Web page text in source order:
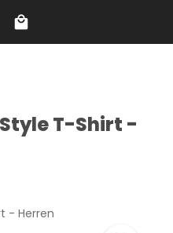
В корзине 0 товаров.
T-Shirt -